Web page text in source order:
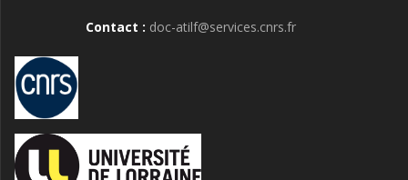
Contact : doc-atilf@services.cnrs.fr